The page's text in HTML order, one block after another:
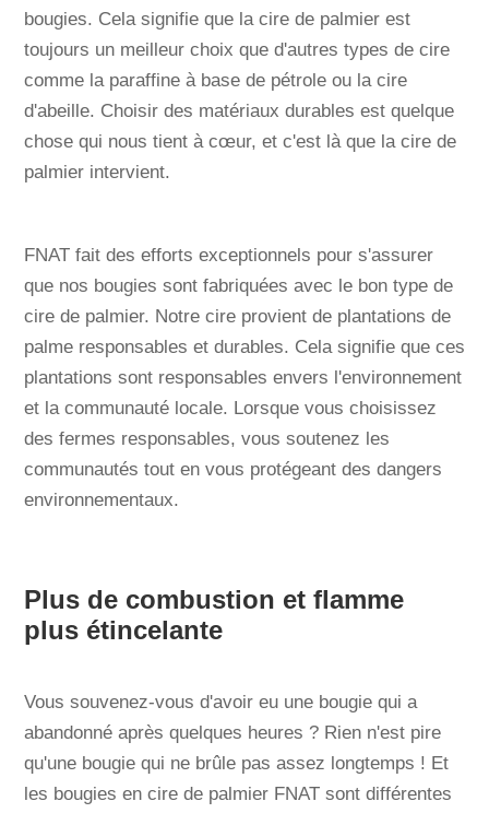
bougies. Cela signifie que la cire de palmier est
toujours un meilleur choix que d'autres types de cire
comme la paraffine à base de pétrole ou la cire
d'abeille. Choisir des matériaux durables est quelque
chose qui nous tient à cœur, et c'est là que la cire de
palmier intervient.
FNAT fait des efforts exceptionnels pour s'assurer
que nos bougies sont fabriquées avec le bon type de
cire de palmier. Notre cire provient de plantations de
palme responsables et durables. Cela signifie que ces
plantations sont responsables envers l'environnement
et la communauté locale. Lorsque vous choisissez
des fermes responsables, vous soutenez les
communautés tout en vous protégeant des dangers
environnementaux.
Plus de combustion et flamme
plus étincelante
Vous souvenez-vous d'avoir eu une bougie qui a
abandonné après quelques heures ? Rien n'est pire
qu'une bougie qui ne brûle pas assez longtemps ! Et
les bougies en cire de palmier FNAT sont différentes